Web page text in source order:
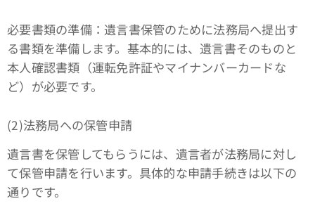
必要書類の準備：遺言書保管のために法務局へ提出す
る書類を準備します。基本的には、遺言書そのものと
本人確認書類（運転免許証やマイナンバーカードな
ど）が必要です。
(2)法務局への保管申請
遺言書を保管してもらうには、遺言者が法務局に対し
て保管申請を行います。具体的な申請手続きは以下の
通りです。